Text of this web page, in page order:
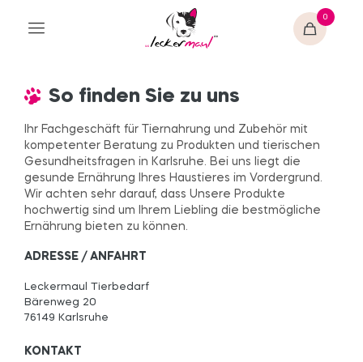
0
So finden Sie zu uns
Ihr Fachgeschäft für Tiernahrung und Zubehör mit
kompetenter Beratung zu Produkten und tierischen
Gesundheitsfragen in Karlsruhe. Bei uns liegt die
gesunde Ernährung Ihres Haustieres im Vordergrund.
Wir achten sehr darauf, dass Unsere Produkte
hochwertig sind um Ihrem Liebling die bestmögliche
Ernährung bieten zu können.
ADRESSE / ANFAHRT
Leckermaul Tierbedarf
Bärenweg 20
76149 Karlsruhe
KONTAKT